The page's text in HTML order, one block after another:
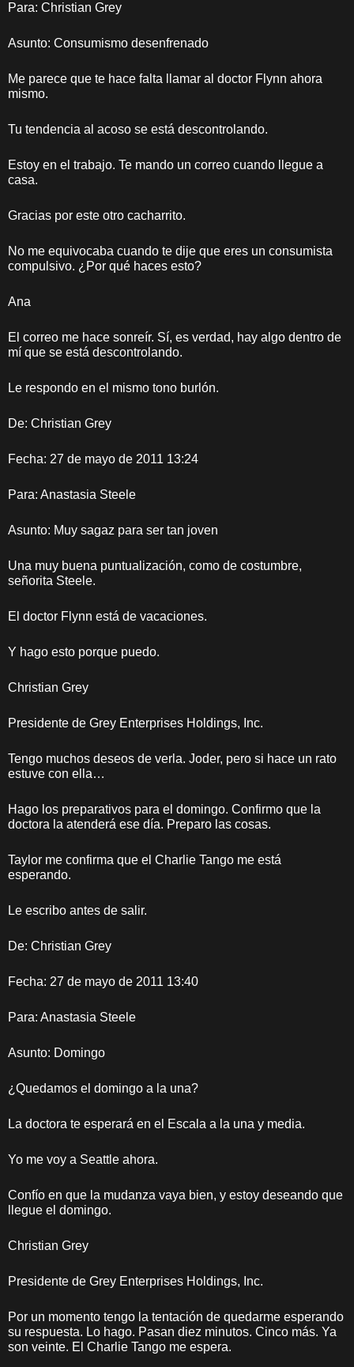
Para: Christian Grey
Asunto: Consumismo desenfrenado
Me parece que te hace falta llamar al doctor Flynn ahora
mismo.
Tu tendencia al acoso se está descontrolando.
Estoy en el trabajo. Te mando un correo cuando llegue a
casa.
Gracias por este otro cacharrito.
No me equivocaba cuando te dije que eres un consumista
compulsivo. ¿Por qué haces esto?
Ana
El correo me hace sonreír. Sí, es verdad, hay algo dentro de
mí que se está descontrolando.
Le respondo en el mismo tono burlón.
De: Christian Grey
Fecha: 27 de mayo de 2011 13:24
Para: Anastasia Steele
Asunto: Muy sagaz para ser tan joven
Una muy buena puntualización, como de costumbre,
señorita Steele.
El doctor Flynn está de vacaciones.
Y hago esto porque puedo.
Christian Grey
Presidente de Grey Enterprises Holdings, Inc.
Tengo muchos deseos de verla. Joder, pero si hace un rato
estuve con ella…
Hago los preparativos para el domingo. Confirmo que la
doctora la atenderá ese día. Preparo las cosas.
Taylor me confirma que el Charlie Tango me está
esperando.
Le escribo antes de salir.
De: Christian Grey
Fecha: 27 de mayo de 2011 13:40
Para: Anastasia Steele
Asunto: Domingo
¿Quedamos el domingo a la una?
La doctora te esperará en el Escala a la una y media.
Yo me voy a Seattle ahora.
Confío en que la mudanza vaya bien, y estoy deseando que
llegue el domingo.
Christian Grey
Presidente de Grey Enterprises Holdings, Inc.
Por un momento tengo la tentación de quedarme esperando
su respuesta. Lo hago. Pasan diez minutos. Cinco más. Ya
son veinte. El Charlie Tango me espera.